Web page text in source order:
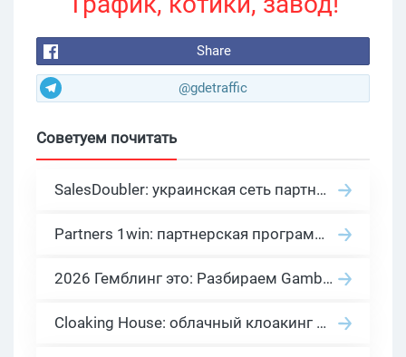
Share
@gdetraffic
Советуем почитать
SalesDoubler: украинская сеть партнерских программ с оплатой за действие
Partners 1win: партнерская программа казино в нише гемблинг арбитраж
2026 Гемблинг это: Разбираем Gambling вертикаль, и все что связано с гемблинг и беттинг офферами
Cloaking House: облачный клоакинг для фильтрации ботов FB и Google Ads — гайд PHP-интеграции 2026